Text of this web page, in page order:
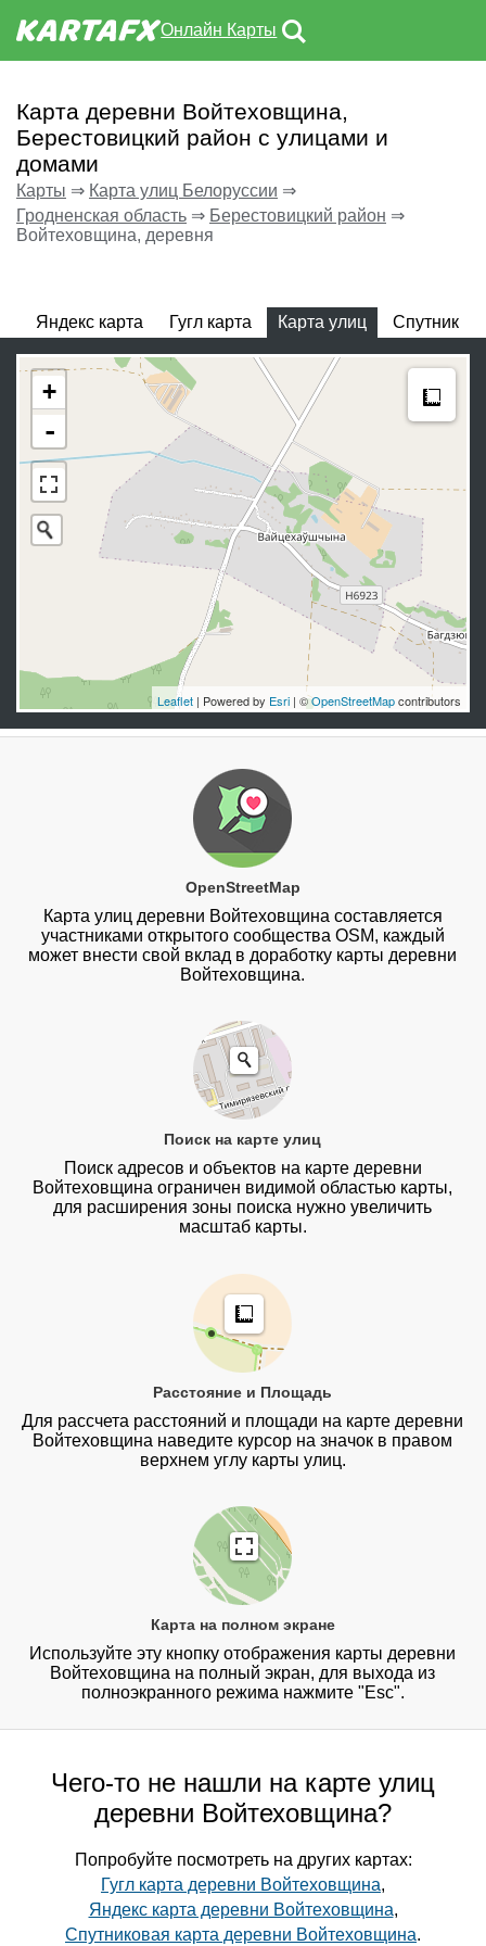
Онлайн Карты
Карта деревни Войтеховщина,
Берестовицкий район с улицами и
домами
Карты ⇒ Карта улиц Белоруссии ⇒
Гродненская область ⇒ Берестовицкий район ⇒
Войтеховщина, деревня
Яндекс карта Гугл карта Карта улиц Спутник
+
-
Leaflet | Powered by Esri | ©OpenStreetMapcontributors
OpenStreetMap
Карта улиц деревни Войтеховщина составляется
участниками открытого сообщества OSM, каждый
может внести свой вклад в доработку карты деревни
Войтеховщина.
Поиск на карте улиц
Поиск адресов и объектов на карте деревни
Войтеховщина ограничен видимой областью карты,
для расширения зоны поиска нужно увеличить
масштаб карты.
Расстояние и Площадь
Для рассчета расстояний и площади на карте деревни
Войтеховщина наведите курсор на значок в правом
верхнем углу карты улиц.
Карта на полном экране
Используйте эту кнопку отображения карты деревни
Войтеховщина на полный экран, для выхода из
полноэкранного режима нажмите "Esc".
Чего-то не нашли на карте улиц
деревни Войтеховщина?
Попробуйте посмотреть на других картах:
Гугл карта деревни Войтеховщина,
Яндекс карта деревни Войтеховщина,
Спутниковая карта деревни Войтеховщина.